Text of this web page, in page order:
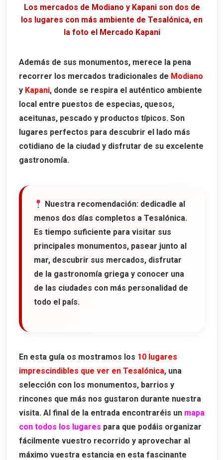
Los mercados de Modiano y Kapani son dos de
los lugares con más ambiente de Tesalónica, en
la foto el Mercado Kapani
Además de sus monumentos, merece la pena
recorrer los mercados tradicionales de Modiano
y Kapani, donde se respira el auténtico ambiente
local entre puestos de especias, quesos,
aceitunas, pescado y productos típicos. Son
lugares perfectos para descubrir el lado más
cotidiano de la ciudad y disfrutar de su excelente
gastronomía.
Nuestra recomendación: dedicadle al
menos dos días completos a Tesalónica.
Es tiempo suficiente para visitar sus
principales monumentos, pasear junto al
mar, descubrir sus mercados, disfrutar
de la gastronomía griega y conocer una
de las ciudades con más personalidad de
todo el país.
En esta guía os mostramos los 10 lugares
imprescindibles que ver en Tesalónica, una
selección con los monumentos, barrios y
rincones que más nos gustaron durante nuestra
visita. Al final de la entrada encontraréis un mapa
con todos los lugares para que podáis organizar
fácilmente vuestro recorrido y aprovechar al
máximo vuestra estancia en esta fascinante